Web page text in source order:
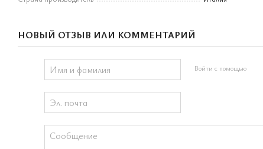
НОВЫЙ ОТЗЫВ ИЛИ КОММЕНТАРИЙ
Войти с помощью